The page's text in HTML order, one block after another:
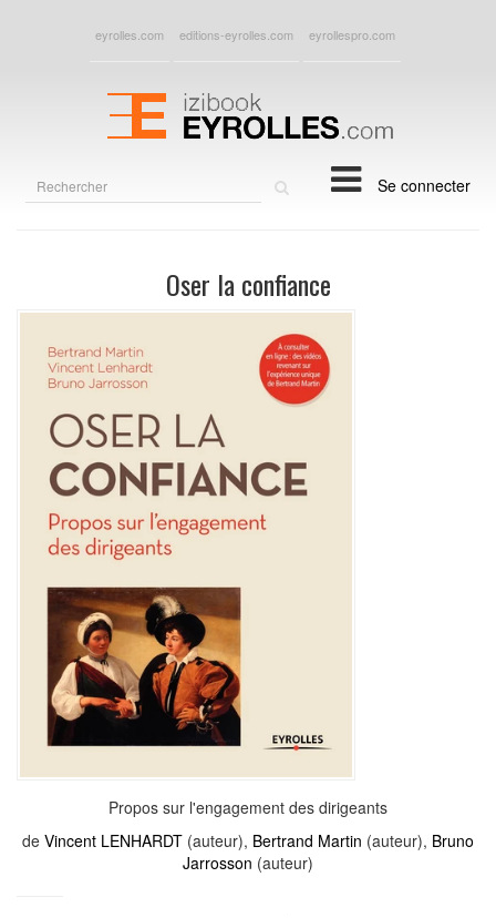
eyrolles.com editions-eyrolles.com eyrollespro.com
Se connecter
Oser la confiance
Propos sur l'engagement des dirigeants
de Vincent LENHARDT (auteur), Bertrand Martin (auteur), Bruno
Jarrosson (auteur)